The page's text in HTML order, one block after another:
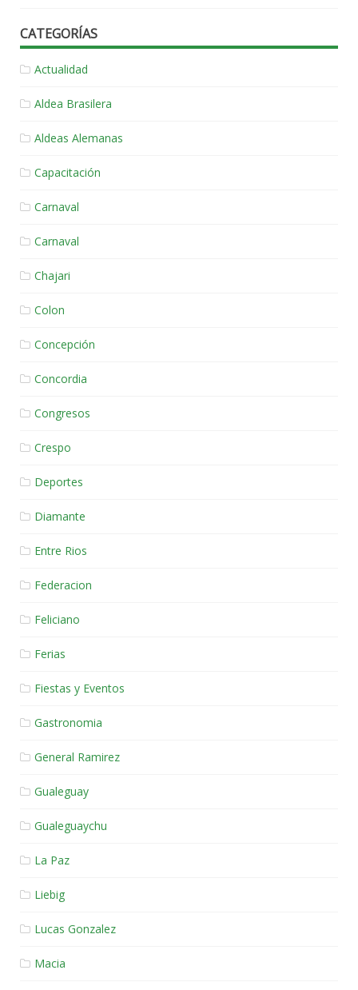
CATEGORÍAS
Actualidad
Aldea Brasilera
Aldeas Alemanas
Capacitación
Carnaval
Carnaval
Chajari
Colon
Concepción
Concordia
Congresos
Crespo
Deportes
Diamante
Entre Rios
Federacion
Feliciano
Ferias
Fiestas y Eventos
Gastronomia
General Ramirez
Gualeguay
Gualeguaychu
La Paz
Liebig
Lucas Gonzalez
Macia